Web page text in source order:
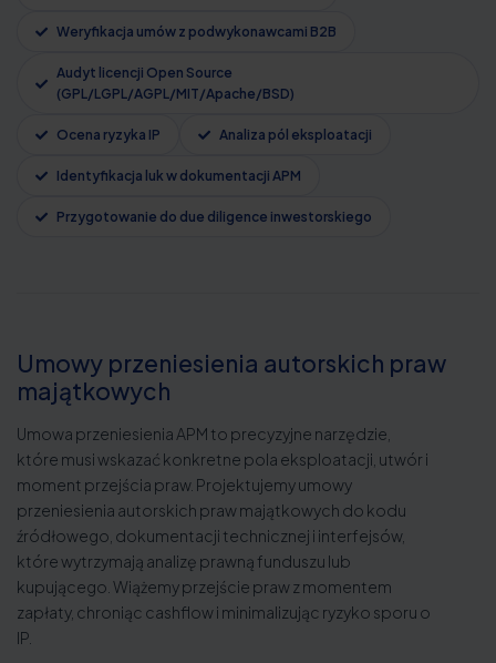
Weryfikacja umów z podwykonawcami B2B
Audyt licencji Open Source
(GPL/LGPL/AGPL/MIT/Apache/BSD)
Ocena ryzyka IP Analiza pól eksploatacji
Identyfikacja luk w dokumentacji APM
Przygotowanie do due diligence inwestorskiego
Umowy przeniesienia autorskich praw
majątkowych
Umowa przeniesienia APM to precyzyjne narzędzie,
które musi wskazać konkretne pola eksploatacji, utwór i
moment przejścia praw. Projektujemy umowy
przeniesienia autorskich praw majątkowych do kodu
źródłowego, dokumentacji technicznej i interfejsów,
które wytrzymają analizę prawną funduszu lub
kupującego. Wiążemy przejście praw z momentem
zapłaty, chroniąc cashflow i minimalizując ryzyko sporu o
IP.